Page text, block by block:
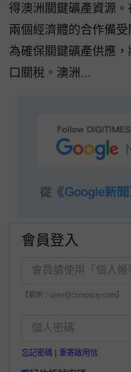
得澳洲關鍵礦產資源。
兩個經濟體的合作備
為確保關鍵礦產供應
口關稅。澳洲...
會員登入
【範例：user@company.com】
忘記密碼 重寄啟用信